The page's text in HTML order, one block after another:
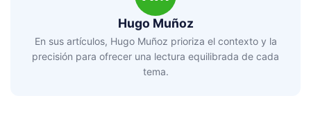
Hugo Muñoz
En sus artículos, Hugo Muñoz prioriza el contexto y la
precisión para ofrecer una lectura equilibrada de cada
tema.